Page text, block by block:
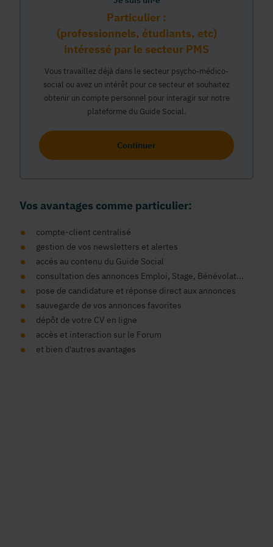
Particulier :
(professionnels, étudiants, etc)
intéressé par le secteur PMS
Vous travaillez déjà dans le secteur psycho-médico-
social ou avez un intérêt pour ce secteur et souhaitez
obtenir un compte personnel pour interagir sur notre
plateforme du Guide Social.
Continuer
Vos avantages comme particulier:
compte-client centralisé
gestion de vos newsletters et alertes
accés au contenu du Guide Social
consultation des annonces Emploi, Stage, Bénévolat...
pose de candidature et réponse direct aux annonces
sauvegarde de vos annonces favorites
dépôt de votre CV en ligne
accès et interaction sur le Forum
et bien d'autres avantages